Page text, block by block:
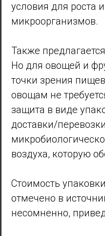
условия для роста
микроорганизмов.
Также
Но для овощей и
точки зрения
овощам не
защита в виде
доставки/
воздуха, которую
Стоимость
отмечено в
несомненно,